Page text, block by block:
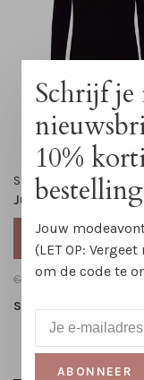
Saint Tropez
Jurk Mila Rollneck
TOEVOEGEN AAN
WINKELWAGEN
€54,95
€38,50
S
M L XL
Schrijf je
10%
Jouw
(LET OP:
om de code te
ABONNEER